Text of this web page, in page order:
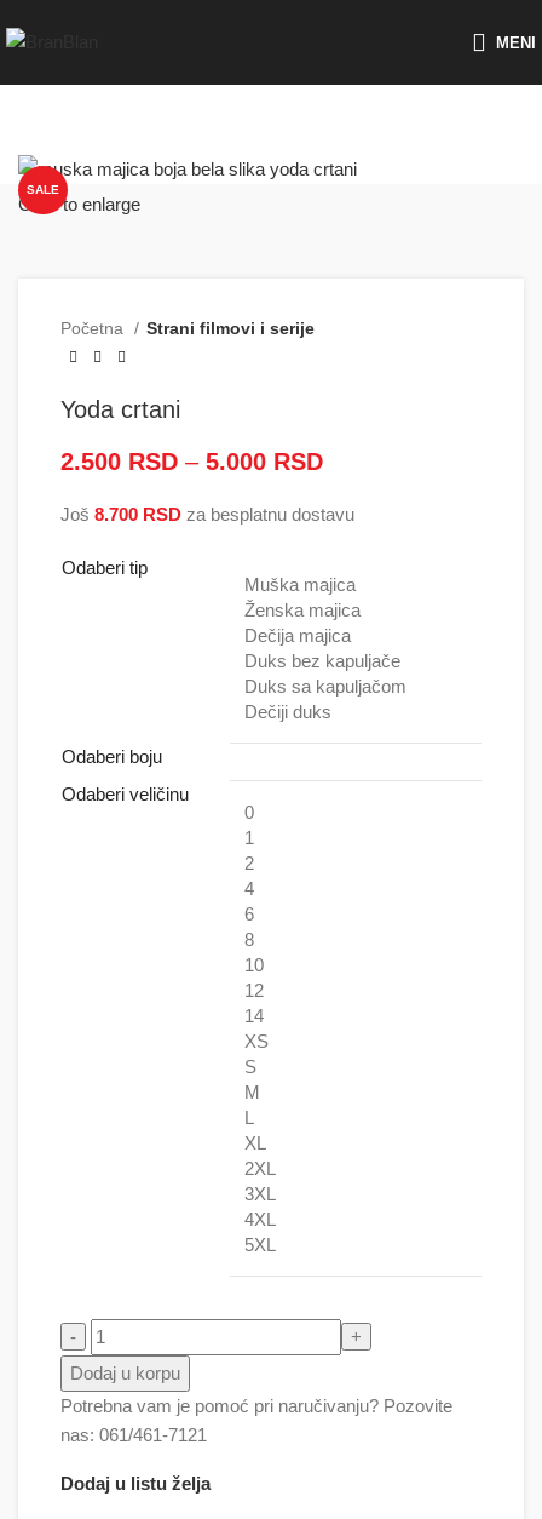
MENI
SALE
Click to enlarge
Početna Strani filmovi i serije
Yoda crtani
2.500 RSD – 5.000 RSD
5.000 RSD
Još 8.700 RSD za besplatnu dostavu
Odaberi tip
Muška majica
Ženska majica
Dečija majica
Duks bez kapuljače
Duks sa kapuljačom
Dečiji duks
Odaberi boju
Odaberi veličinu
0
1
2
4
6
8
10
12
14
XS
S
M
L
XL
2XL
3XL
4XL
5XL
Yoda crtani količina
Dodaj u korpu
Potrebna vam je pomoć pri naručivanju? Pozovite
nas: 061/461-7121
Dodaj u listu želja
Besplatna dostava za porudžbine preko